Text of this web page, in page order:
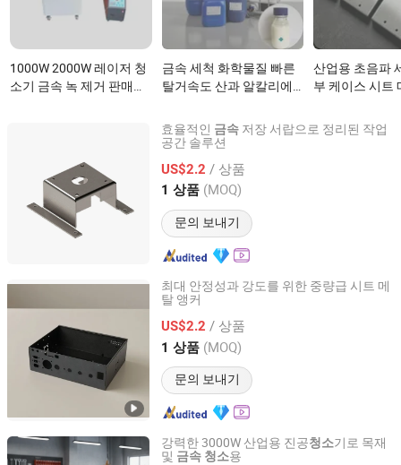
1000W 2000W 레이저 청
소기 금속 녹 제거 판매용
금속 세척 화학물질 빠른
탈거속도 산과 알칼리에
가요?
산업용 초음파
부 케이스 시트
무엇인가요?
효율적인 금속 저장 서랍으로 정리된 작업
공간 솔루션
US$2.2 / 상품
1 상품 (MOQ)
문의 보내기
Zhuhai Shengwo Machinery Technology Co., Ltd.
Guangdong, China 이후 2023
최대 안정성과 강도를 위한 중량급 시트 메
탈 앵커
US$2.2 / 상품
1 상품 (MOQ)
문의 보내기
Zhuhai Shengwo Machinery Technology Co., Ltd.
Guangdong, China 이후 2023
강력한 3000W 산업용 진공청소기로 목재
및 금속 청소용